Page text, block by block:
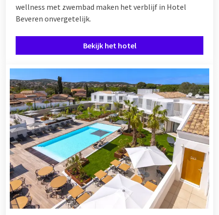
wellness met zwembad maken het verblijf in Hotel
Beveren onvergetelijk.
Bekijk het hotel